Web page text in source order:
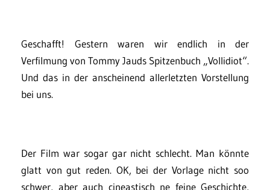
Geschafft! Gestern waren wir endlich in der
Verfilmung von Tommy Jauds Spitzenbuch „Vollidiot“.
Und das in der anscheinend allerletzten Vorstellung
bei uns.
Der Film war sogar gar nicht schlecht. Man könnte
glatt von gut reden. OK, bei der Vorlage nicht soo
schwer, aber auch cineastisch ne feine Geschichte,